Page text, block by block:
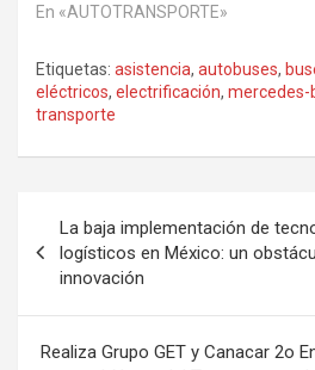
En «AUTOTRANSPORTE»
Etiquetas: asistencia, autobuses,
eléctricos, electrificación, mercedes-
transporte
de
entradas
La baja implementación de
logísticos en México: un
innovación
Realiza Grupo GET y Canacar 2o